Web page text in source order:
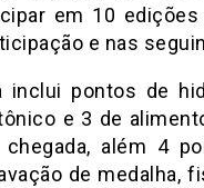
em 10 edições
e nas
pontos de
e 3 de
além 4
de medalha,